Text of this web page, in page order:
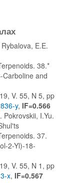
E.E.
38.*
Carboline and
V. 55, N 5, pp
y, IF=0.566
Pokrovskii, I.Yu.
37.
2-Yl)-18-
V. 55, N 1, pp
x, IF=0.567